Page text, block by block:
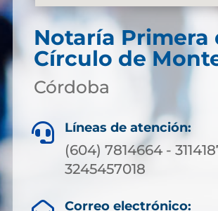
Notaría Primera
Círculo de
Córdoba
 Líneas de atención:
(604) 7814664 -
3245457018
Correo electrónico: